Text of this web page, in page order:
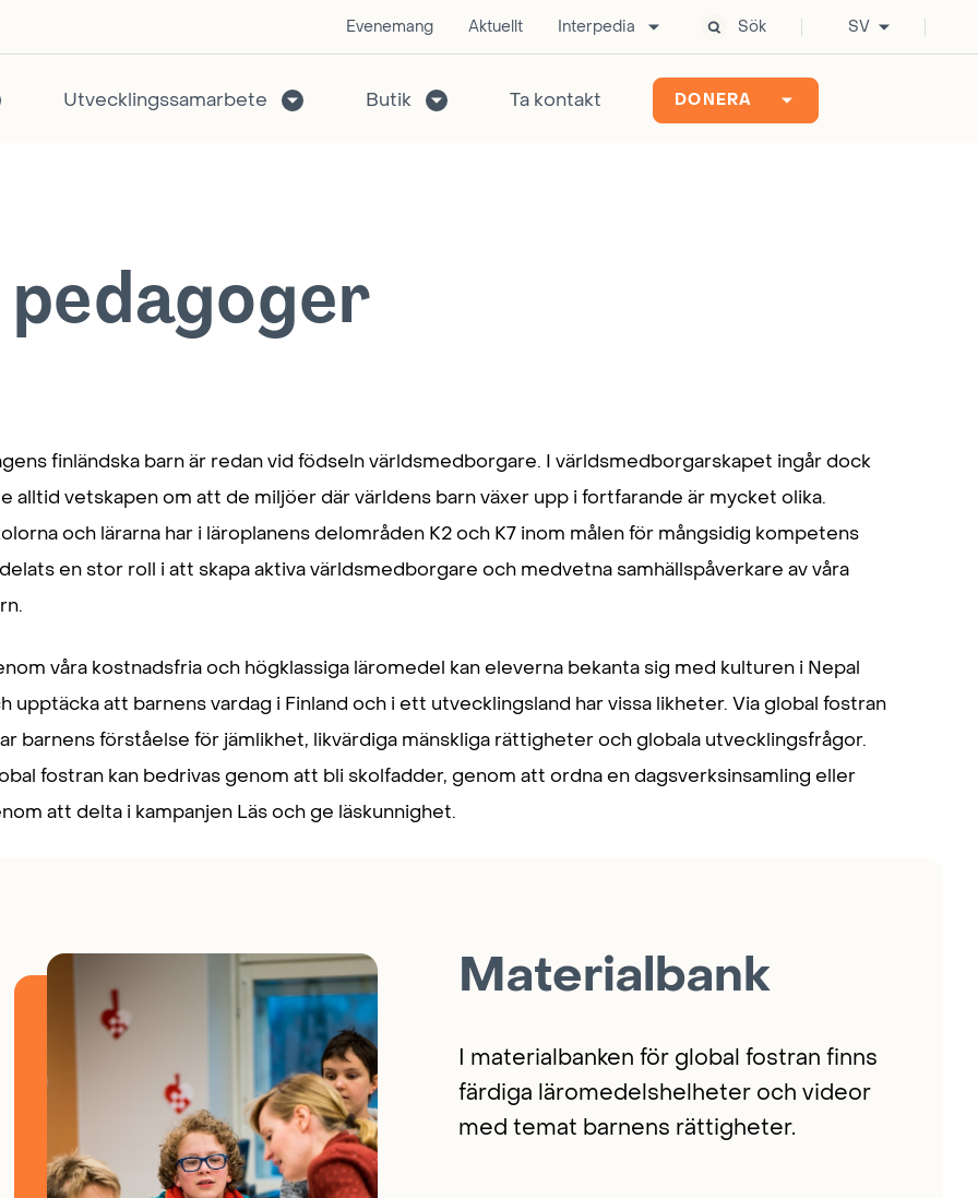
Evenemang Aktuellt Interpedia Sök SV
Utvecklingssamarbete Butik Ta kontakt DONERA
finländska barn är redan vid födseln världsmedborgare. I världsmedborgarskapet ingår dock
alltid vetskapen om att de miljöer där världens barn växer upp i fortfarande är mycket olika.
och lärarna har i läroplanens delområden K2 och K7 inom målen för mångsidig kompetens
en stor roll i att skapa aktiva världsmedborgare och medvetna samhällspåverkare av våra
våra kostnadsfria och högklassiga läromedel kan eleverna bekanta sig med kulturen i Nepal
upptäcka att barnens vardag i Finland och i ett utvecklingsland har vissa likheter. Via global fostran
barnens förståelse för jämlikhet, likvärdiga mänskliga rättigheter och globala utvecklingsfrågor.
fostran kan bedrivas genom att bli skolfadder, genom att ordna en dagsverksinsamling eller
att delta i kampanjen Läs och ge läskunnighet.
Materialbank
I materialbanken för global fostran finns
färdiga läromedelshelheter och videor
med temat barnens rättigheter.